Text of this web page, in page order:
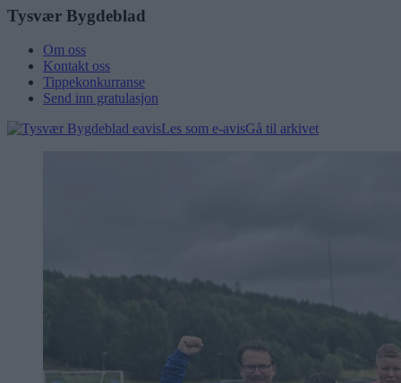
Tysvær Bygdeblad
Om oss
Kontakt oss
Tippekonkurranse
Send inn gratulasjon
Les som e-avisGå til arkivet